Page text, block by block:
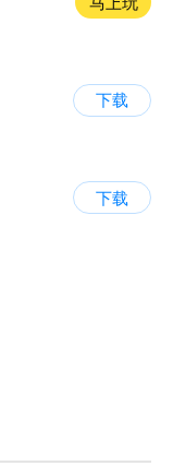
下载
下载